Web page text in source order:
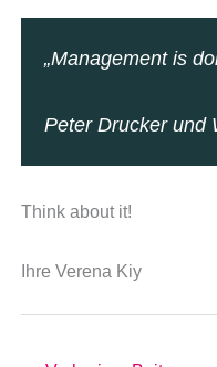
„Management is
Peter Drucker und
Think about it!
Ihre Verena Kiy